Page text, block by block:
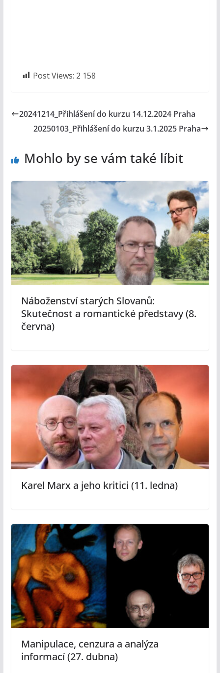
Post Views: 2 158
20241214_Přihlášení do kurzu 14.12.2024 Praha
20250103_Přihlášení do kurzu 3.1.2025 Praha
Mohlo by se vám také líbit
Náboženství starých Slovanů:
Skutečnost a romantické představy (8.
června)
Karel Marx a jeho kritici (11. ledna)
Manipulace, cenzura a analýza
informací (27. dubna)